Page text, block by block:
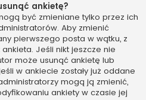
ankietę?
być zmieniane tylko przez ich
Aby zmienić
pierwszego posta w wątku, z
Jeśli nikt jeszcze nie
może usunąć ankietę lub
w ankiecie zostały już oddane
mogą ją zmienić,
ankiety w czasie jej